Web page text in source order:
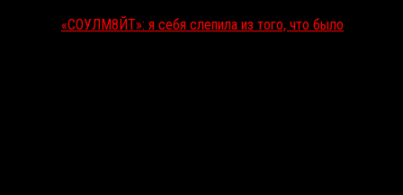
«СОУЛМ8ЙТ»: я себя слепила из того, что было